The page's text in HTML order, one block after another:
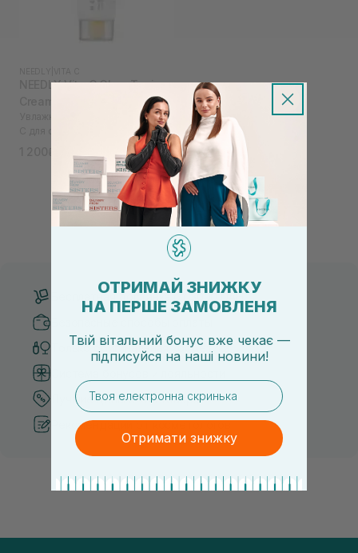
NEEDLY Vita C Glow Toning
Увлажняющий крем с витамином
Бесплатная доставка от 3000 UAH
Только оригинальная косметика
Лучшие цены и топ товары
Рекомендации от косметологов
ОТРИМАЙ ЗНИЖКУ
НА ПЕРШЕ ЗАМОВЛЕНЯ
Твій вітальний бонус вже чекає —
підписуйся на наші новини!
email
Отримати знижку